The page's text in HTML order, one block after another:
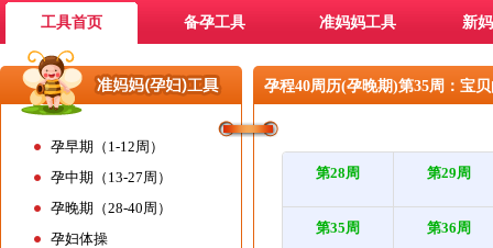
工具首页 备孕工具 准妈妈工具 新
孕早期（1-12周）
孕中期（13-27周）
孕晚期（28-40周）
孕妇体操
孕程40周历(孕晚期)第35周：宝
第28周 第29周
第35周 第36周